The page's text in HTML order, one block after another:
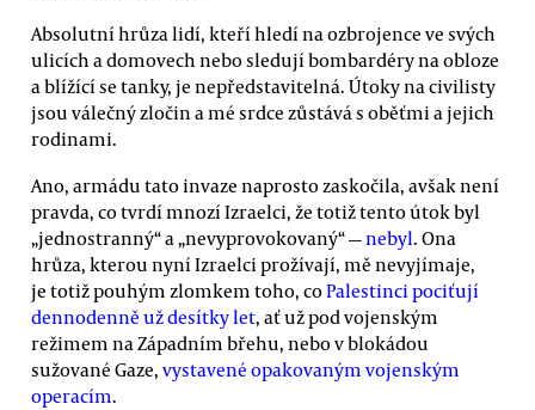
Absolutní hrůza lidí, kteří hledí na ozbrojence ve svých
ulicích a domovech nebo sledují bombardéry na obloze
a blížící se tanky, je nepředstavitelná. Útoky na civilisty
jsou válečný zločin a mé srdce zůstává s oběťmi a jejich
rodinami.
Ano, armádu tato invaze naprosto zaskočila, avšak není
pravda, co tvrdí mnozí Izraelci, že totiž tento útok byl
„jednostranný“ a „nevyprovokovaný“ —nebyl. Ona
hrůza, kterou nyní Izraelci prožívají, mě nevyjímaje,
je totiž pouhým zlomkem toho, coPalestinci pociťují
dennodenně už desítky let, ať už pod vojenským
režimem na Západním břehu, nebo v blokádou
sužované Gaze, vystavené opakovaným vojenským
operacím.